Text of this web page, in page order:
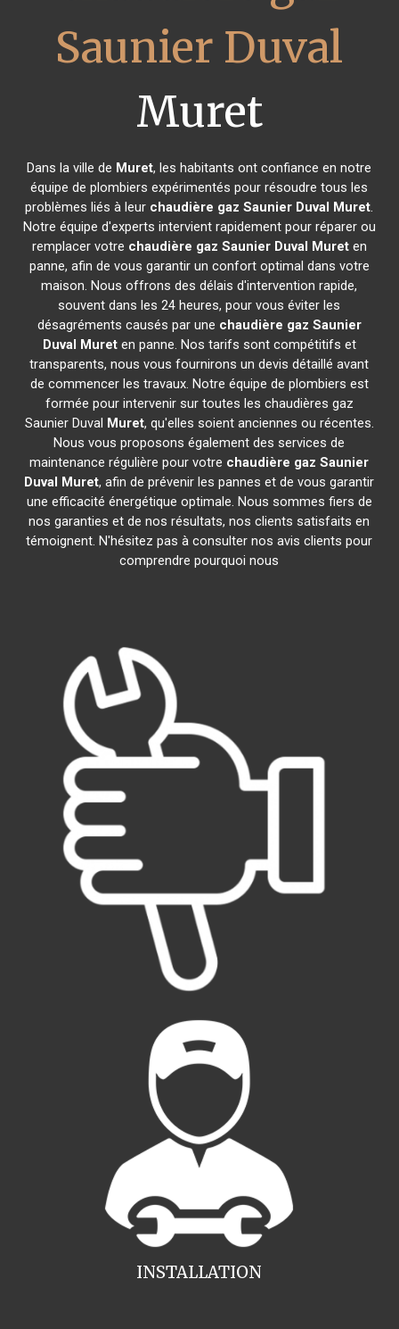
Saunier Duval
Muret
Dans la ville de Muret, les habitants ont confiance en notre
équipe de plombiers expérimentés pour résoudre tous les
problèmes liés à leur chaudière gaz Saunier Duval Muret.
Notre équipe d'experts intervient rapidement pour réparer ou
remplacer votre chaudière gaz Saunier Duval Mureten
panne, afin de vous garantir un confort optimal dans votre
maison. Nous offrons des délais d'intervention rapide,
souvent dans les 24 heures, pour vous éviter les
désagréments causés par une chaudière gaz Saunier
Duval Mureten panne. Nos tarifs sont compétitifs et
transparents, nous vous fournirons un devis détaillé avant
de commencer les travaux. Notre équipe de plombiers est
formée pour intervenir sur toutes les chaudières gaz
Saunier Duval Muret, qu'elles soient anciennes ou récentes.
Nous vous proposons également des services de
maintenance régulière pour votre chaudière gaz Saunier
Duval Muret, afin de prévenir les pannes et de vous garantir
une efficacité énergétique optimale. Nous sommes fiers de
nos garanties et de nos résultats, nos clients satisfaits en
témoignent. N'hésitez pas à consulter nos avis clients pour
comprendre pourquoi nous
INSTALLATION